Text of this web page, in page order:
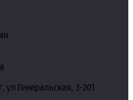
ул.Генеральская, 3-201